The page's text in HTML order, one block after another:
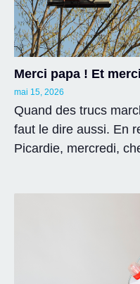
Merci papa ! Et
mai 15, 2026
Quand des trucs
faut le dire aussi. En
Picardie, mercredi,